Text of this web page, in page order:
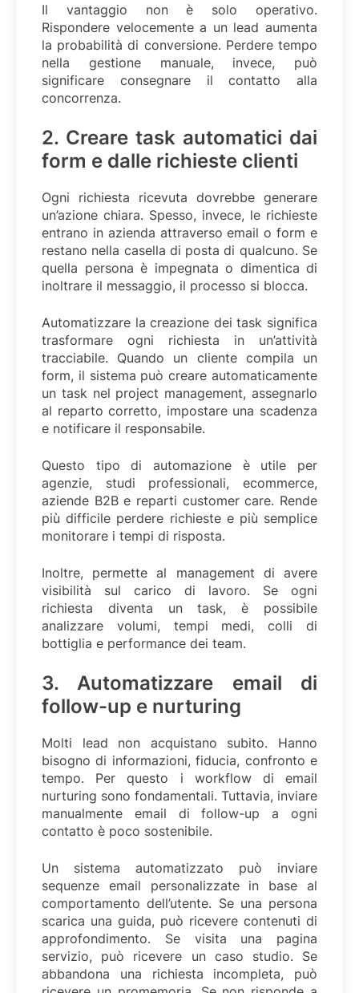
Il vantaggio non è solo operativo.
Rispondere velocemente a un lead aumenta
la probabilità di conversione. Perdere tempo
nella gestione manuale, invece, può
significare consegnare il contatto alla
concorrenza.
2. Creare task automatici dai
form e dalle richieste clienti
Ogni richiesta ricevuta dovrebbe generare
un’azione chiara. Spesso, invece, le richieste
entrano in azienda attraverso email o form e
restano nella casella di posta di qualcuno. Se
quella persona è impegnata o dimentica di
inoltrare il messaggio, il processo si blocca.
Automatizzare la creazione dei task significa
trasformare ogni richiesta in un’attività
tracciabile. Quando un cliente compila un
form, il sistema può creare automaticamente
un task nel project management, assegnarlo
al reparto corretto, impostare una scadenza
e notificare il responsabile.
Questo tipo di automazione è utile per
agenzie, studi professionali, ecommerce,
aziende B2B e reparti customer care. Rende
più difficile perdere richieste e più semplice
monitorare i tempi di risposta.
Inoltre, permette al management di avere
visibilità sul carico di lavoro. Se ogni
richiesta diventa un task, è possibile
analizzare volumi, tempi medi, colli di
bottiglia e performance dei team.
3. Automatizzare email di
follow-up e nurturing
Molti lead non acquistano subito. Hanno
bisogno di informazioni, fiducia, confronto e
tempo. Per questo i workflow di email
nurturing sono fondamentali. Tuttavia, inviare
manualmente email di follow-up a ogni
contatto è poco sostenibile.
Un sistema automatizzato può inviare
sequenze email personalizzate in base al
comportamento dell’utente. Se una persona
scarica una guida, può ricevere contenuti di
approfondimento. Se visita una pagina
servizio, può ricevere un caso studio. Se
abbandona una richiesta incompleta, può